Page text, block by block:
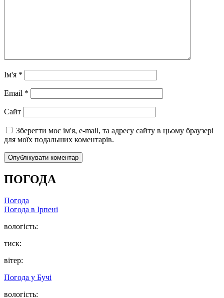
Ім'я *
Email *
Сайт
Зберегти моє ім'я, e-mail, та адресу сайту в цьому браузері
для моїх подальших коментарів.
ПОГОДА
Погода
Погода в Ірпені
вологість:
тиск:
вітер:
Погода у Бучі
вологість: